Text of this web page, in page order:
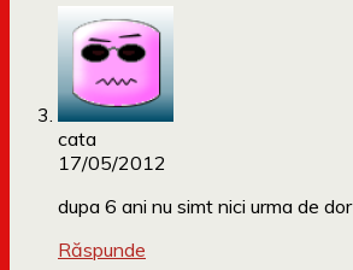
cata
17/05/2012
dupa 6 ani nu simt nici urma de dor
Răspunde